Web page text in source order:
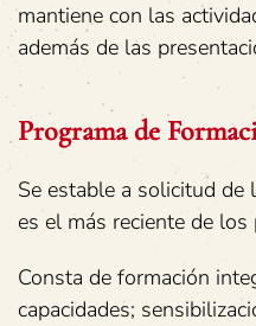
mantiene con las
además de las
Programa de
Se estable a solicitud de
es el más reciente de los
Consta de formación
capacidades;